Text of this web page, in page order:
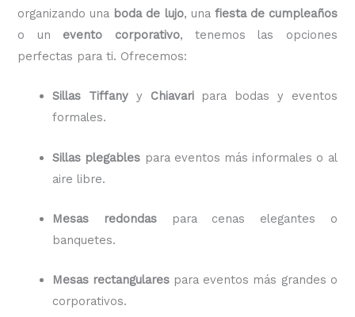
organizando una boda de lujo, una fiesta de cumpleaños
o un evento corporativo, tenemos las opciones
perfectas para ti. Ofrecemos:
Sillas Tiffanyy Chiavaripara bodas y eventos
formales.
Sillas plegables para eventos más informales o al
aire libre.
Mesas redondaspara cenas elegantes o
banquetes.
Mesas rectangulares para eventos más grandes o
corporativos.